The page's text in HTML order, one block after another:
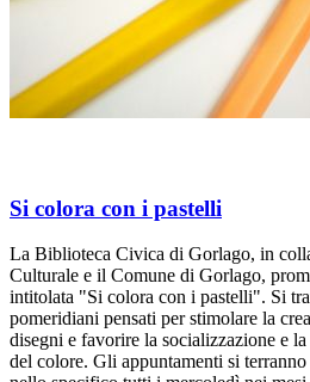
Si colora con i pastelli
La Biblioteca Civica di Gorlago, in
Culturale e il Comune di Gorlago,
intitolata "Si colora con i pastelli". Si
pomeridiani pensati per stimolare la
disegni e favorire la socializzazione e
del colore. Gli appuntamenti si